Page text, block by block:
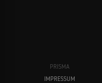
PRISMA
IMPRESSUM